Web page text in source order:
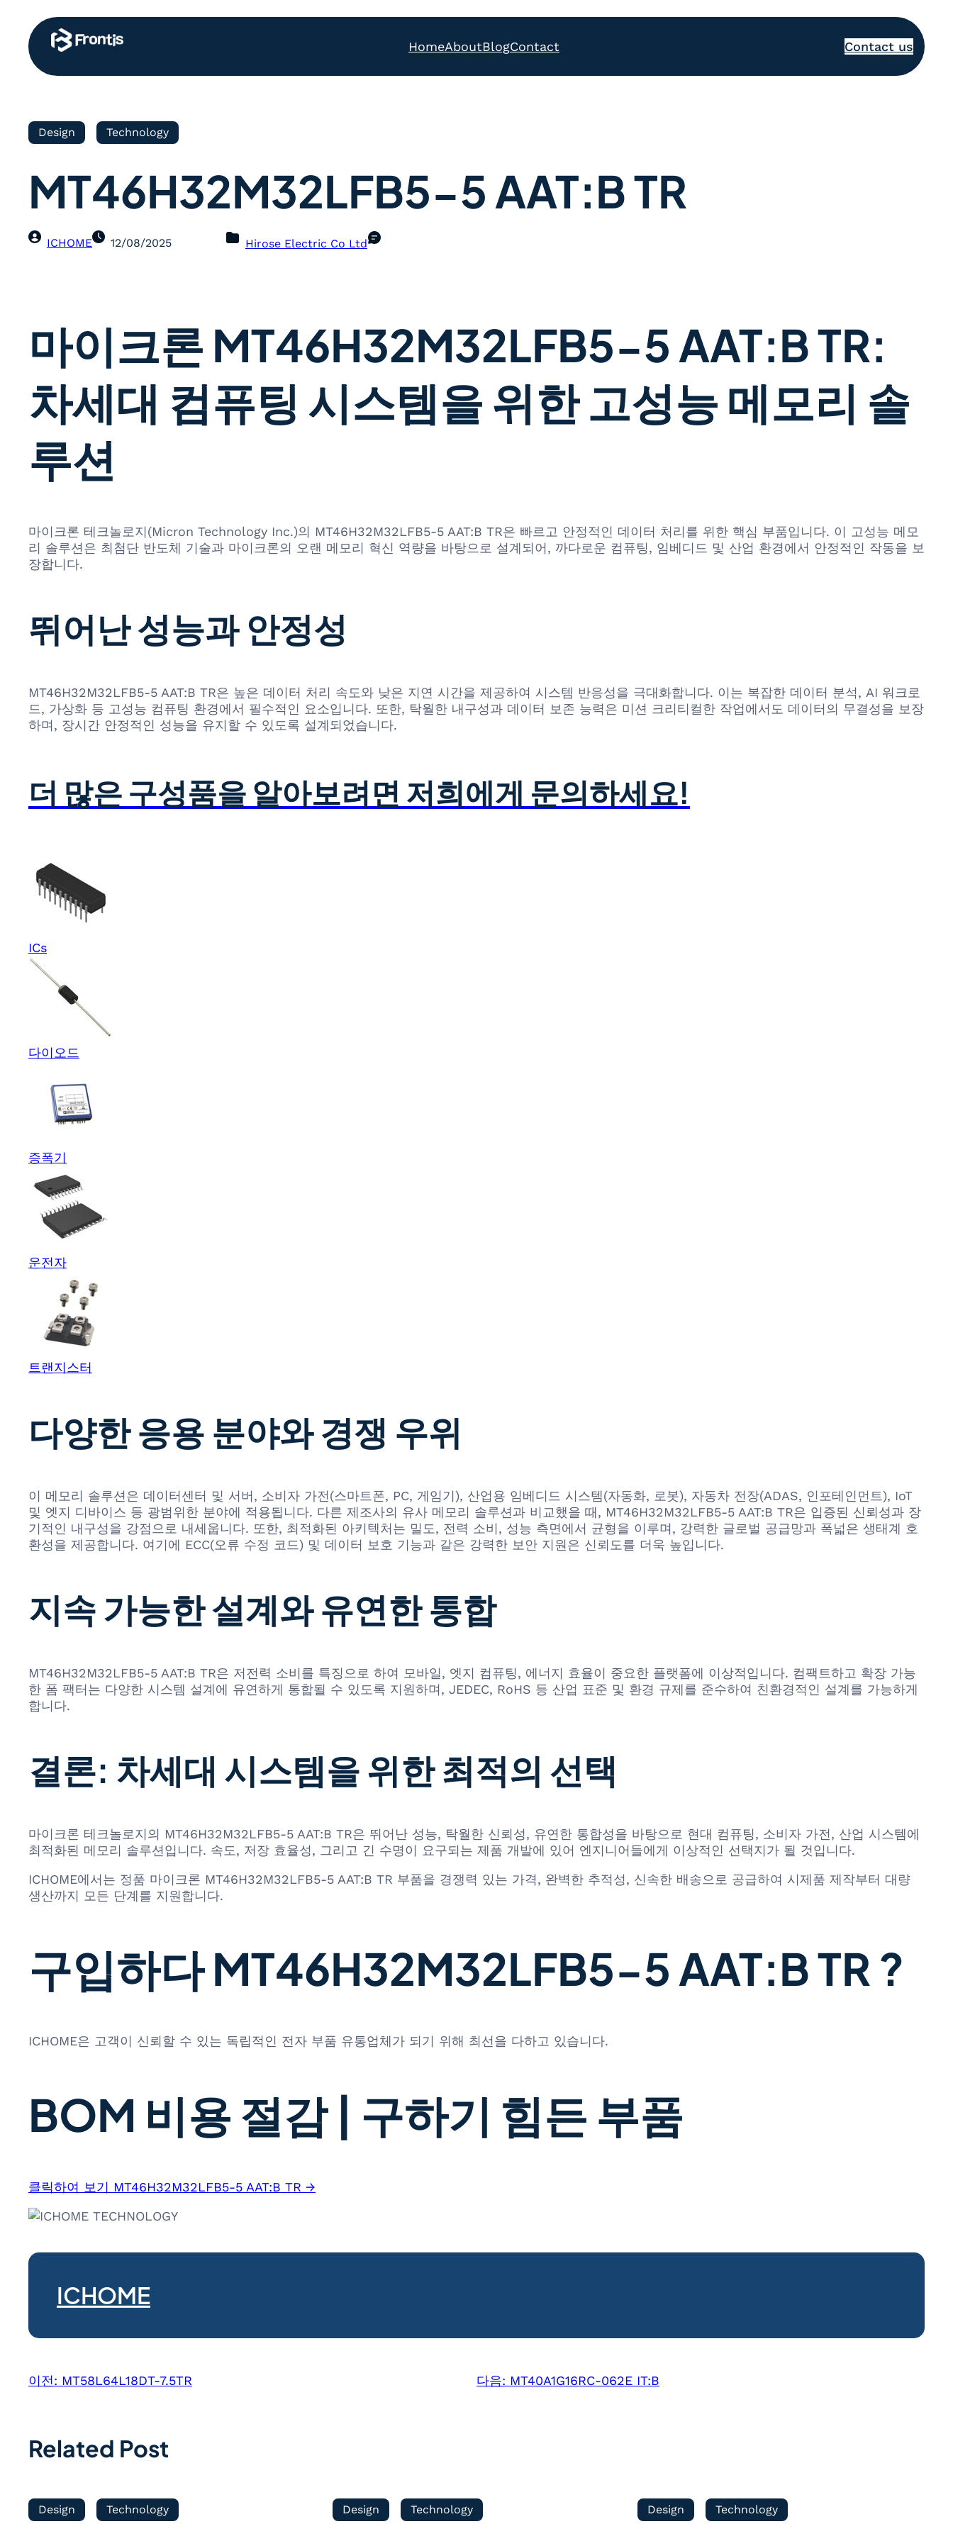
HomeAboutBlogContact Contact us
Design Technology
MT46H32M32LFB5-5 AAT:B TR
ICHOME 12/08/2025 Hirose Electric Co Ltd
마이크론 MT46H32M32LFB5-5 AAT:B TR:
차세대 컴퓨팅 시스템을 위한 고성능 메모리 솔
루션
마이크론 테크놀로지(Micron Technology Inc.)의 MT46H32M32LFB5-5 AAT:B TR은 빠르고 안정적인 데이터 처리를 위한 핵심 부품입니다. 이 고성능 메모
리 솔루션은 최첨단 반도체 기술과 마이크론의 오랜 메모리 혁신 역량을 바탕으로 설계되어, 까다로운 컴퓨팅, 임베디드 및 산업 환경에서 안정적인 작동을 보
장합니다.
뛰어난 성능과 안정성
MT46H32M32LFB5-5 AAT:B TR은 높은 데이터 처리 속도와 낮은 지연 시간을 제공하여 시스템 반응성을 극대화합니다. 이는 복잡한 데이터 분석, AI 워크로
드, 가상화 등 고성능 컴퓨팅 환경에서 필수적인 요소입니다. 또한, 탁월한 내구성과 데이터 보존 능력은 미션 크리티컬한 작업에서도 데이터의 무결성을 보장
하며, 장시간 안정적인 성능을 유지할 수 있도록 설계되었습니다.
더 많은 구성품을 알아보려면 저희에게 문의하세요!
ICs
다이오드
증폭기
운전자
트랜지스터
다양한 응용 분야와 경쟁 우위
이 메모리 솔루션은 데이터센터 및 서버, 소비자 가전(스마트폰, PC, 게임기), 산업용 임베디드 시스템(자동화, 로봇), 자동차 전장(ADAS, 인포테인먼트), IoT
및 엣지 디바이스 등 광범위한 분야에 적용됩니다. 다른 제조사의 유사 메모리 솔루션과 비교했을 때, MT46H32M32LFB5-5 AAT:B TR은 입증된 신뢰성과 장
기적인 내구성을 강점으로 내세웁니다. 또한, 최적화된 아키텍처는 밀도, 전력 소비, 성능 측면에서 균형을 이루며, 강력한 글로벌 공급망과 폭넓은 생태계 호
환성을 제공합니다. 여기에 ECC(오류 수정 코드) 및 데이터 보호 기능과 같은 강력한 보안 지원은 신뢰도를 더욱 높입니다.
지속 가능한 설계와 유연한 통합
MT46H32M32LFB5-5 AAT:B TR은 저전력 소비를 특징으로 하여 모바일, 엣지 컴퓨팅, 에너지 효율이 중요한 플랫폼에 이상적입니다. 컴팩트하고 확장 가능
한 폼 팩터는 다양한 시스템 설계에 유연하게 통합될 수 있도록 지원하며, JEDEC, RoHS 등 산업 표준 및 환경 규제를 준수하여 친환경적인 설계를 가능하게
합니다.
결론: 차세대 시스템을 위한 최적의 선택
마이크론 테크놀로지의 MT46H32M32LFB5-5 AAT:B TR은 뛰어난 성능, 탁월한 신뢰성, 유연한 통합성을 바탕으로 현대 컴퓨팅, 소비자 가전, 산업 시스템에
최적화된 메모리 솔루션입니다. 속도, 저장 효율성, 그리고 긴 수명이 요구되는 제품 개발에 있어 엔지니어들에게 이상적인 선택지가 될 것입니다.
ICHOME에서는 정품 마이크론 MT46H32M32LFB5-5 AAT:B TR 부품을 경쟁력 있는 가격, 완벽한 추적성, 신속한 배송으로 공급하여 시제품 제작부터 대량
생산까지 모든 단계를 지원합니다.
구입하다 MT46H32M32LFB5-5 AAT:B TR ?
ICHOME은 고객이 신뢰할 수 있는 독립적인 전자 부품 유통업체가 되기 위해 최선을 다하고 있습니다.
BOM 비용 절감 | 구하기 힘든 부품
클릭하여 보기 MT46H32M32LFB5-5 AAT:B TR →
ICHOME
이전: MT58L64L18DT-7.5TR 다음: MT40A1G16RC-062E IT:B
Related Post
Design Technology Design Technology Design Technology